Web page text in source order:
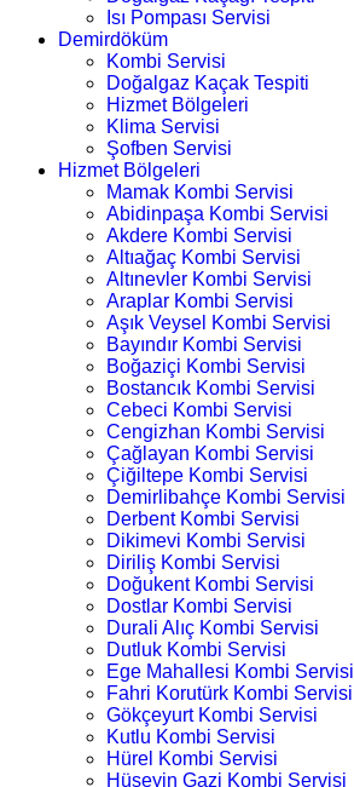
Isı Pompası Servisi
Demirdöküm
Kombi Servisi
Doğalgaz Kaçak Tespiti
Hizmet Bölgeleri
Klima Servisi
Şofben Servisi
Hizmet Bölgeleri
Mamak Kombi Servisi
Abidinpaşa Kombi Servisi
Akdere Kombi Servisi
Altıağaç Kombi Servisi
Altınevler Kombi Servisi
Araplar Kombi Servisi
Aşık Veysel Kombi Servisi
Bayındır Kombi Servisi
Boğaziçi Kombi Servisi
Bostancık Kombi Servisi
Cebeci Kombi Servisi
Cengizhan Kombi Servisi
Çağlayan Kombi Servisi
Çiğiltepe Kombi Servisi
Demirlibahçe Kombi Servisi
Derbent Kombi Servisi
Dikimevi Kombi Servisi
Diriliş Kombi Servisi
Doğukent Kombi Servisi
Dostlar Kombi Servisi
Durali Alıç Kombi Servisi
Dutluk Kombi Servisi
Ege Mahallesi Kombi Servisi
Fahri Korutürk Kombi Servisi
Gökçeyurt Kombi Servisi
Kutlu Kombi Servisi
Hürel Kombi Servisi
Hüseyin Gazi Kombi Servisi